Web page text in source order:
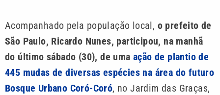
Acompanhado pela população local, o prefeito de
São Paulo, Ricardo Nunes, participou, na manhã
do último sábado (30), de uma ação de plantio de
445 mudas de diversas espécies na área do futuro
Bosque Urbano Coró-Coró, no Jardim das Graças,